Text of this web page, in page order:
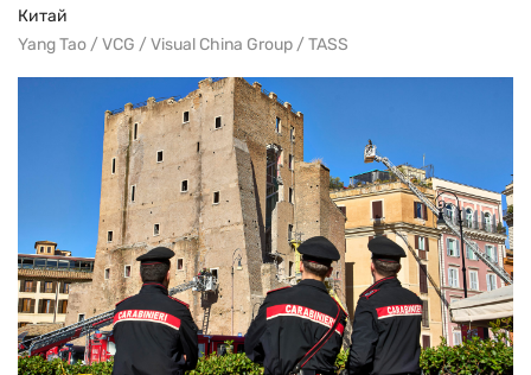
Китай
Yang Tao / VCG / Visual China Group / TASS